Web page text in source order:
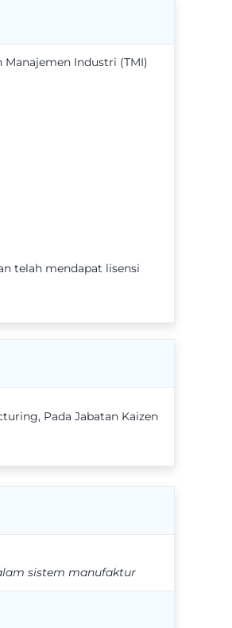
Industri (TMI)
telah mendapat lisensi
Pada Jabatan Kaizen
sistem manufaktur